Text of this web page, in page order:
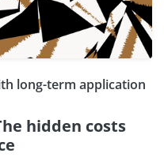
long-term application
hidden costs